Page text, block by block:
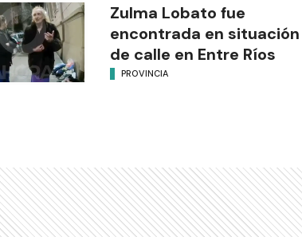
Zulma Lobato fue
encontrada en situación
de calle en Entre Ríos
PROVINCIA